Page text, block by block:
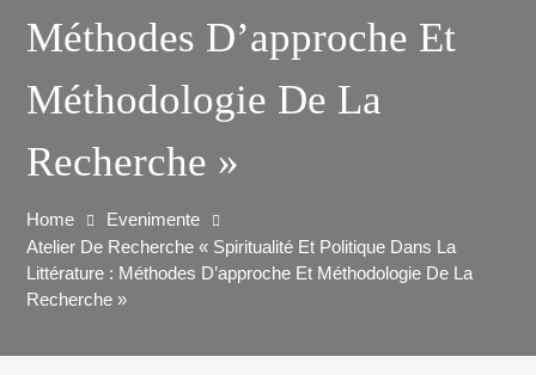
Méthodes D’approche Et
Méthodologie De La
Recherche »
Home
Evenimente
Atelier De Recherche « Spiritualité Et Politique Dans La
Littérature : Méthodes D’approche Et Méthodologie De La
Recherche »